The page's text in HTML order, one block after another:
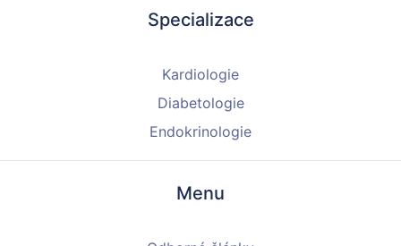
Specializace
Kardiologie
Diabetologie
Endokrinologie
Menu